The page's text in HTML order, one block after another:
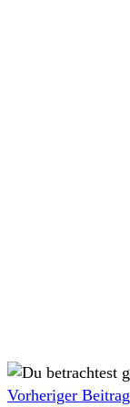
Weitere
Vorheriger Beitrag